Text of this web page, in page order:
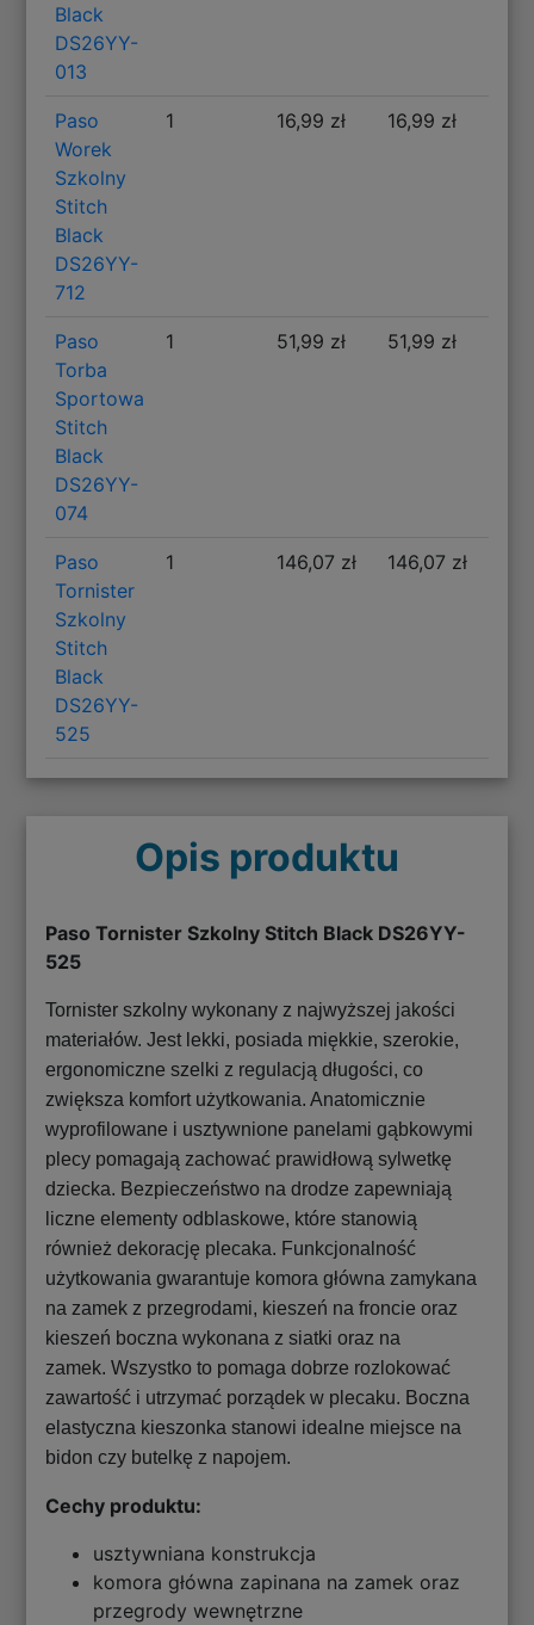
Black
DS26YY-
013
Paso
Worek
Szkolny
Stitch
Black
DS26YY-
712
1 16,99 zł 16,99 zł
Paso
Torba
Sportowa
Stitch
Black
DS26YY-
074
1 51,99 zł 51,99 zł
Paso
Tornister
Szkolny
Stitch
Black
DS26YY-
525
1 146,07 zł 146,07 zł
Opis produktu
Paso Tornister Szkolny Stitch Black DS26YY-
525
Tornister szkolny wykonany z najwyższej jakości
materiałów. Jest lekki, posiada miękkie, szerokie,
ergonomiczne szelki z regulacją długości, co
zwiększa komfort użytkowania. Anatomicznie
wyprofilowane i usztywnione panelami gąbkowymi
plecy pomagają zachować prawidłową sylwetkę
dziecka. Bezpieczeństwo na drodze zapewniają
liczne elementy odblaskowe, które stanowią
również dekorację plecaka. Funkcjonalność
użytkowania gwarantuje komora główna zamykana
na zamek z przegrodami, kieszeń na froncie oraz
kieszeń boczna wykonana z siatki oraz na
zamek. Wszystko to pomaga dobrze rozlokować
zawartość i utrzymać porządek w plecaku. Boczna
elastyczna kieszonka stanowi idealne miejsce na
bidon czy butelkę z napojem.
Cechy produktu:
usztywniana konstrukcja
komora główna zapinana na zamek oraz
przegrody wewnętrzne